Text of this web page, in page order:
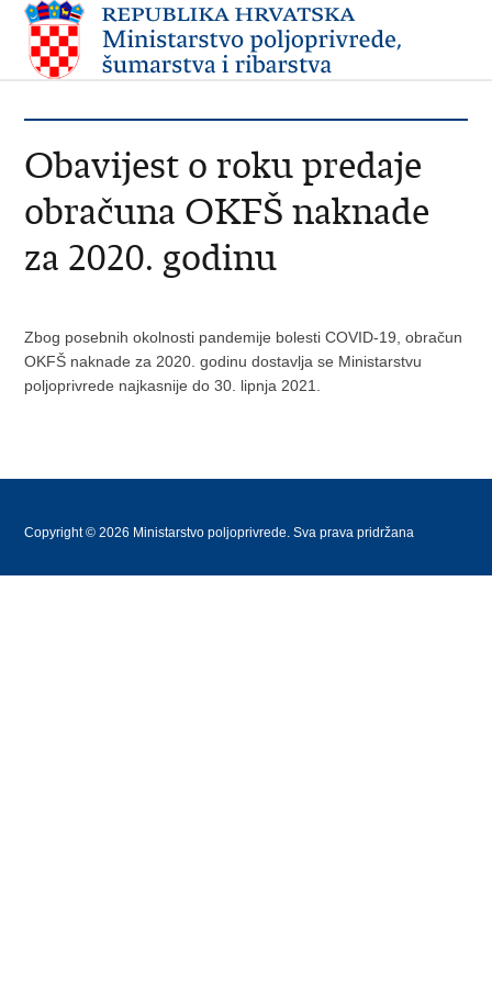
Obavijest o roku predaje
obračuna OKFŠ naknade
za 2020. godinu
Zbog posebnih okolnosti pandemije bolesti COVID-19, obračun
OKFŠ naknade za 2020. godinu dostavlja se Ministarstvu
poljoprivrede najkasnije do 30. lipnja 2021.
Copyright © 2026 Ministarstvo poljoprivrede. Sva prava pridržana